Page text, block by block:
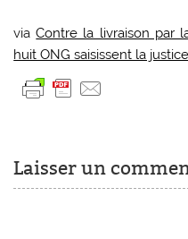
viaContre la livraison par
huit ONG saisissent la
Laisser un